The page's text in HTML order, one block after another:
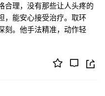
合理，没有那些让人头疼的
，能安心接受治疗。取环
刻。他手法精准，动作轻